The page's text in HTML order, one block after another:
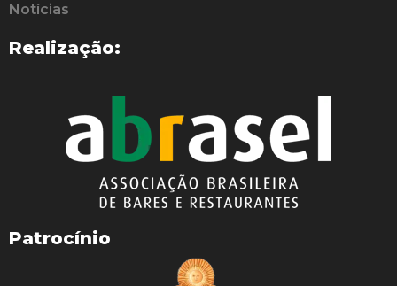
Notícias
Realização:
Patrocínio